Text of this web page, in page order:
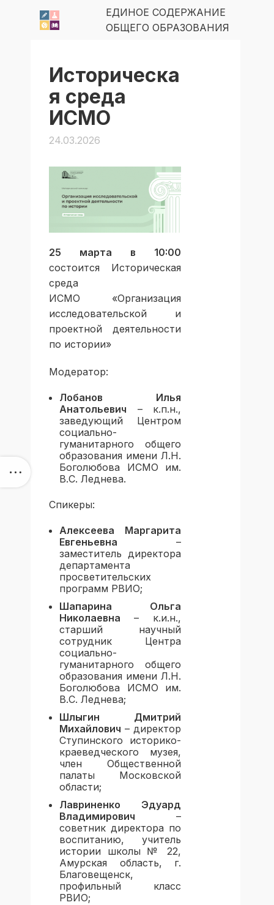
ЕДИНОЕ СОДЕРЖАНИЕ
ОБЩЕГО ОБРАЗОВАНИЯ
Историческа
я среда
ИСМО
24.03.2026
25 марта в 10:00
состоится Историческая
среда
ИСМО «Организация
исследовательской и
проектной деятельности
по истории»
Модератор:
Лобанов Илья
Анатольевич – к.п.н.,
заведующий Центром
социально-
гуманитарного общего
образования имени Л.Н.
Боголюбова ИСМО им.
В.С. Леднева.
Спикеры:
Алексеева Маргарита
Евгеньевна –
заместитель директора
департамента
просветительских
программ РВИО;
Шапарина Ольга
Николаевна
– к.и.н.,
старший научный
сотрудник Центра
социально-
гуманитарного общего
образования имени Л.Н.
Боголюбова ИСМО им.
В.С. Леднева;
Шлыгин Дмитрий
Михайлович – директор
Ступинского историко-
краеведческого музея,
член Общественной
палаты Московской
области;
Лавриненко Эдуард
Владимирович –
советник директора по
воспитанию, учитель
истории школы № 22,
Амурская область, г.
Благовещенск,
профильный класс
РВИО;